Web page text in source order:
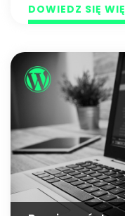
DOWIEDZ SIĘ